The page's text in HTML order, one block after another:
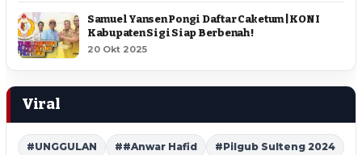
Samuel Yansen Pongi Daftar Caketum | KONI
Kabupaten Sigi Siap Berbenah !
20 Okt 2025
Viral
#UNGGULAN ##Anwar Hafid #Pilgub Sulteng 2024